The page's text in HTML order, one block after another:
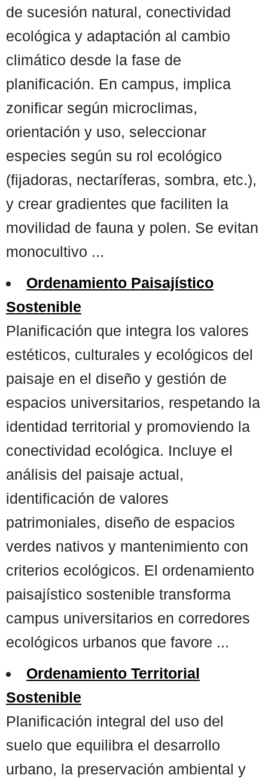
de sucesión natural, conectividad
ecológica y adaptación al cambio
climático desde la fase de
planificación. En campus, implica
zonificar según microclimas,
orientación y uso, seleccionar
especies según su rol ecológico
(fijadoras, nectaríferas, sombra, etc.),
y crear gradientes que faciliten la
movilidad de fauna y polen. Se evitan
monocultivo ...
Ordenamiento Paisajístico
Sostenible
Planificación que integra los valores
estéticos, culturales y ecológicos del
paisaje en el diseño y gestión de
espacios universitarios, respetando la
identidad territorial y promoviendo la
conectividad ecológica. Incluye el
análisis del paisaje actual,
identificación de valores
patrimoniales, diseño de espacios
verdes nativos y mantenimiento con
criterios ecológicos. El ordenamiento
paisajístico sostenible transforma
campus universitarios en corredores
ecológicos urbanos que favore ...
Ordenamiento Territorial
Sostenible
Planificación integral del uso del
suelo que equilibra el desarrollo
urbano, la preservación ambiental y